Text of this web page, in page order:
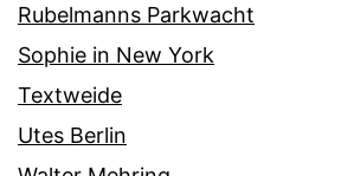
Rubelmanns Parkwacht
Sophie in New York
Textweide
Utes Berlin